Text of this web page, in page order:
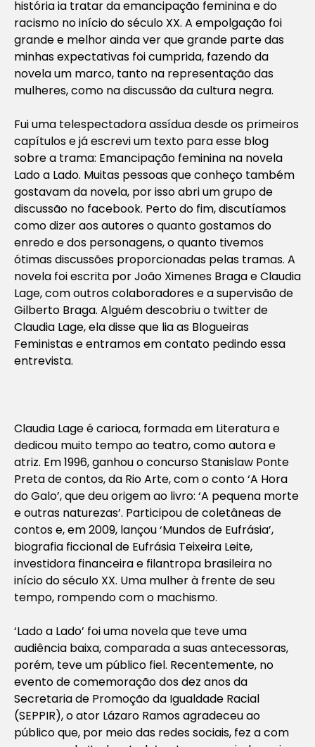
história ia tratar da emancipação feminina e do
racismo no início do século XX. A empolgação foi
grande e melhor ainda ver que grande parte das
minhas expectativas foi cumprida, fazendo da
novela um marco, tanto na representação das
mulheres, como na discussão da cultura negra.
Fui uma telespectadora assídua desde os primeiros
capítulos e já escrevi um texto para esse blog
sobre a trama: Emancipação feminina na novela
Lado a Lado. Muitas pessoas que conheço também
gostavam da novela, por isso abri um grupo de
discussão no facebook. Perto do fim, discutíamos
como dizer aos autores o quanto gostamos do
enredo e dos personagens, o quanto tivemos
ótimas discussões proporcionadas pelas tramas. A
novela foi escrita por João Ximenes Braga e Claudia
Lage, com outros colaboradores e a supervisão de
Gilberto Braga. Alguém descobriu o twitter de
Claudia Lage, ela disse que lia as Blogueiras
Feministas e entramos em contato pedindo essa
entrevista.
Claudia Lage é carioca, formada em Literatura e
dedicou muito tempo ao teatro, como autora e
atriz. Em 1996, ganhou o concurso Stanislaw Ponte
Preta de contos, da Rio Arte, com o conto ‘A Hora
do Galo’, que deu origem ao livro: ‘A pequena morte
e outras naturezas’. Participou de coletâneas de
contos e, em 2009, lançou ‘Mundos de Eufrásia’,
biografia ficcional de Eufrásia Teixeira Leite,
investidora financeira e filantropa brasileira no
início do século XX. Uma mulher à frente de seu
tempo, rompendo com o machismo.
‘Lado a Lado’ foi uma novela que teve uma
audiência baixa, comparada a suas antecessoras,
porém, teve um público fiel. Recentemente, no
evento de comemoração dos dez anos da
Secretaria de Promoção da Igualdade Racial
(SEPPIR), o ator Lázaro Ramos agradeceu ao
público que, por meio das redes sociais, fez a com